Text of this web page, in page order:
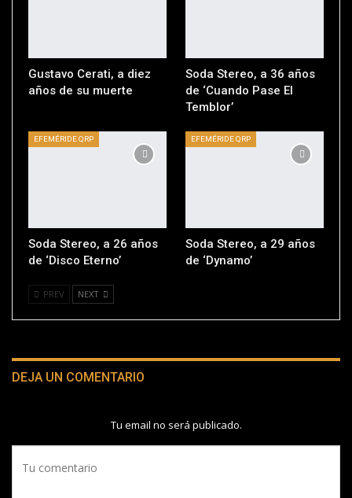
Gustavo Cerati, a diez
años de su muerte
Soda Stereo, a 36 años
de ‘Cuando Pase El
Temblor’
EFEMÉRIDE QRP
Soda Stereo, a 26 años
de ‘Disco Eterno’
EFEMÉRIDE QRP
Soda Stereo, a 29 años
de ‘Dynamo’
PREV NEXT
DEJA UN COMENTARIO
Tu email no será publicado.